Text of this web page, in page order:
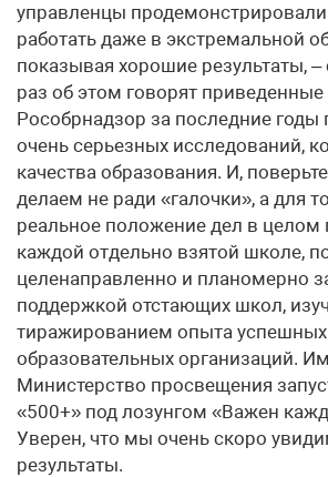
управленцы
работать даже в экстремальной
показывая хорошие результаты, –
раз об этом говорят
Рособрнадзор за последние
очень серьезных исследований,
качества образования. И,
делаем не ради «галочки», а для
реальное положение дел в целом
каждой отдельно взятой школе,
целенаправленно и планомерно
поддержкой отстающих школ,
тиражированием опыта успешных
образовательных организаций.
Министерство просвещения
«500+» под лозунгом «Важен
Уверен, что мы очень скоро
результаты.